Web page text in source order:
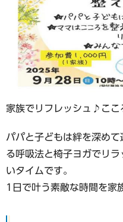
家族でリフレッシュ♪ここ
パパと子どもは絆を深め
る呼吸法と椅子ヨガでリ
いタイムです。
1日で叶う素敵な時間を家